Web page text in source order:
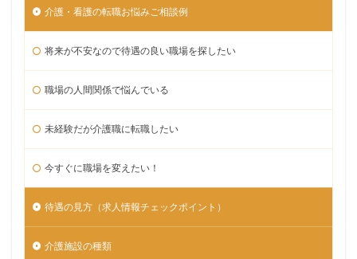
介護・看護の転職お悩みご相談例
将来が不安なので待遇の良い職場を探したい
職場の人間関係で悩んでいる
未経験だが介護職に転職したい
今すぐに職場を変えたい！
待遇の見方（求人情報チェックポイント）
介護施設の種類